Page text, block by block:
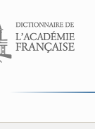
au contenu